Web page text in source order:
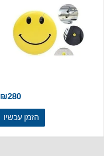
₪280
הזמן עכשיו